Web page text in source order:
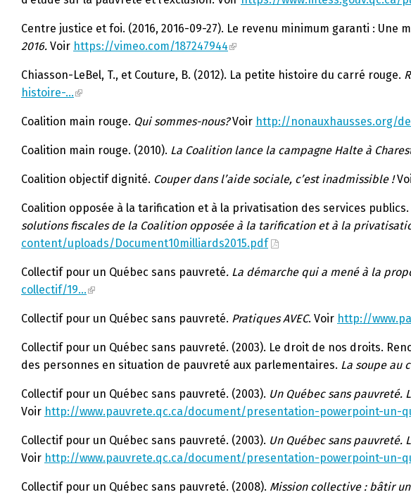
Centre justice et foi. (2016, 2016-09-27). Le revenu minimum garanti : Une
2016. Voir https://vimeo.com/187247944
Chiasson-LeBel, T., et Couture, B. (2012). La petite histoire du carré rouge.
histoire-…
Coalition main rouge. Qui sommes-nous?Voir http://nonauxhausses.org/
Coalition main rouge. (2010). La Coalition lance la campagne Halte à
Coalition objectif dignité. Couper dans l’aide sociale, c’est inadmissible !
Coalition opposée à la tarification et à la privatisation des services publics.
solutions fiscales de la Coalition opposée à la tarification et à la
content/uploads/Document10milliards2015.pdf
Collectif pour un Québec sans pauvreté. La démarche qui a mené à la
collectif/19…
Collectif pour un Québec sans pauvreté. Pratiques AVEC. Voir http://
Collectif pour un Québec sans pauvreté. (2003). Le droit de nos droits.
des personnes en situation de pauvreté aux parlementaires. La soupe au
Collectif pour un Québec sans pauvreté. (2003). Un Québec sans
Voir http://www.pauvrete.qc.ca/document/presentation-powerpoint-un-
Collectif pour un Québec sans pauvreté. (2003). Un Québec sans
Voir http://www.pauvrete.qc.ca/document/presentation-powerpoint-un-
Collectif pour un Québec sans pauvreté. (2008). Mission collective : bâtir